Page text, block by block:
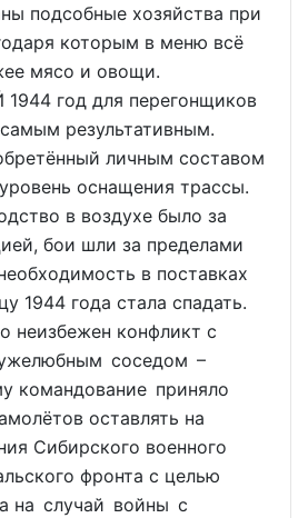
подсобные хозяйства при
которым в меню всё
мясо и овощи.
год для перегонщиков
результативным.
личным составом
оснащения трассы.
в воздухе было за
бои шли за пределами
в поставках
1944 года стала спадать.
неизбежен конфликт с
соседом –
командование приняло
оставлять на
Сибирского военного
фронта с целью
на случай войны с